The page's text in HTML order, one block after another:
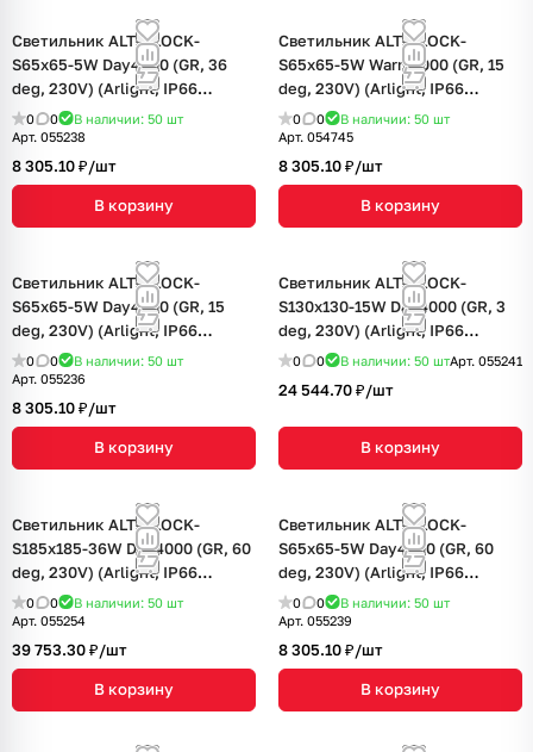
Светильник ALT-BLOCK-
S65x65-5W Day4000 (GR, 36
deg, 230V) (Arlight, IP66
Металл, 3 года)
0 0 В наличии: 50 шт
Арт. 055238
8 305.10 ₽/шт
В корзину
Светильник ALT-BLOCK-
S65x65-5W Warm3000 (GR, 15
deg, 230V) (Arlight, IP66
Металл, 3 года)
0 0 В наличии: 50 шт
Арт. 054745
8 305.10 ₽/шт
В корзину
Светильник ALT-BLOCK-
S65x65-5W Day4000 (GR, 15
deg, 230V) (Arlight, IP66
Металл, 3 года)
0 0 В наличии: 50 шт
Арт. 055236
8 305.10 ₽/шт
В корзину
Светильник ALT-BLOCK-
S130x130-15W Day4000 (GR, 3
deg, 230V) (Arlight, IP66
Металл, 3 года)
0 0 В наличии: 50 штАрт. 055241
24 544.70 ₽/шт
В корзину
Светильник ALT-BLOCK-
S185x185-36W Day4000 (GR, 60
deg, 230V) (Arlight, IP66
Металл, 3 года)
0 0 В наличии: 50 шт
Арт. 055254
39 753.30 ₽/шт
В корзину
Светильник ALT-BLOCK-
S65x65-5W Day4000 (GR, 60
deg, 230V) (Arlight, IP66
Металл, 3 года)
0 0 В наличии: 50 шт
Арт. 055239
8 305.10 ₽/шт
В корзину